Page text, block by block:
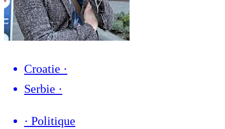
Croatie ·
Serbie ·
· Politique